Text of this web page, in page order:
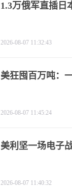
1.3万俄军直插日
2026-08-07 11:32:43
美狂囤百万吨：
2026-08-07 11:45:24
美利坚一场电子
2026-08-07 11:40:32